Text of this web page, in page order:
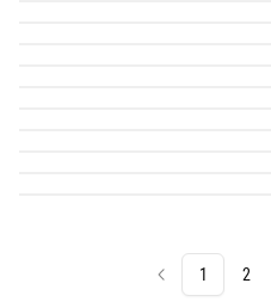
1 2